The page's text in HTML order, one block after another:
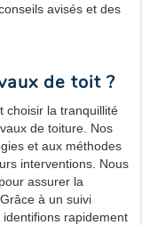
avisés et des
de toit ?
choisir la tranquillité
de toiture. Nos
et aux méthodes
interventions. Nous
assurer la
à un suivi
rapidement